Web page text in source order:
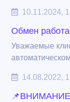
10.11.2024,
Обмен
Уважаемые
14.08.2022,